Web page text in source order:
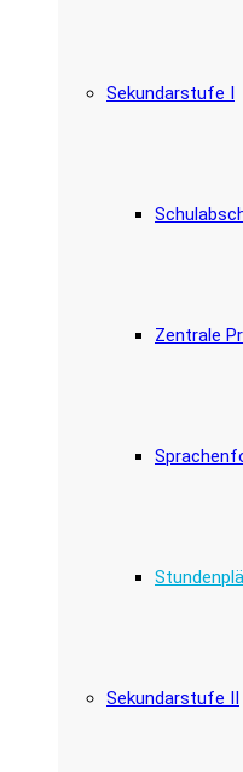
Sekundarstufe I
Zentrale
Sekundarstufe II